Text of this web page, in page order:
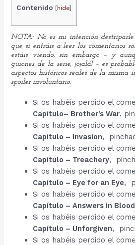
Contenido [hide]
NOTA: No es mi intención
que si entráis a leer los comentarios
estáis viendo, sin embargo – y
guiones de la serie, ¡ojalá! – es
aspectos históricos reales de la misma
spoiler involuntario.
Si os habéis perdido el
Capítulo– Brother’s War,
Si os habéis perdido el
Capítulo – Invasion,
Si os habéis perdido el
Capítulo – Treachery,
Si os habéis perdido el
Capítulo – Eye for an Eye,
Si os habéis perdido el
Capítulo – Answers in Blood
Si os habéis perdido el
Capítulo – Unforgiven,
Si os habéis perdido el